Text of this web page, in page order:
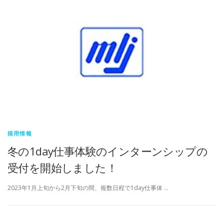
採用情報
冬の1day仕事体験のインターンシップの
受付を開始しました！
2023年1月上旬から2月下旬の間、複数日程で1day仕事体 …